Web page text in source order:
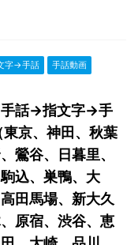
字→手話
手話動画
手話→指文字→手
京、神田、秋葉
鶯谷、日暮里、
込、巣鴨、大
田馬場、新大久
原宿、渋谷、恵